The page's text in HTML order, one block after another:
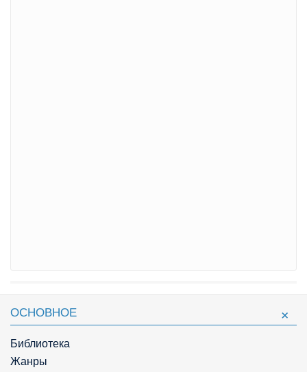
ОСНОВНОЕ
Библиотека
Жанры